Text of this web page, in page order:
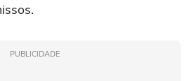
PUBLICIDADE